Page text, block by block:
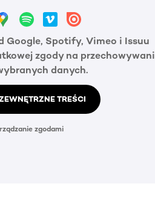
Google, Spotify, Vimeo i Issuu
zgody na
danych.
TREŚCI
zgodami